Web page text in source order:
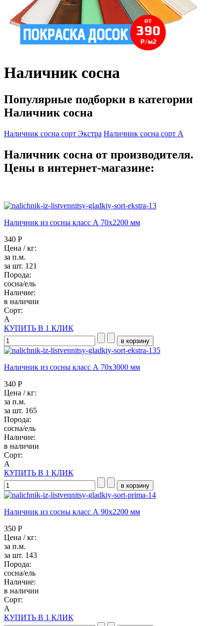
Наличник сосна
Популярные подборки в категории
Наличник сосна
Наличник сосна сорт Экстра Наличник сосна сорт А
Наличник сосна от производителя.
Цены в интернет-магазине:
Наличник из сосны класс А 70x2200 мм
340 Р
Цена / кг:
за п.м.
за шт. 121
Порода:
сосна/ель
Наличие:
в наличии
Сорт:
А
КУПИТЬ В 1 КЛИК
Наличник из сосны класс А 70x3000 мм
340 Р
Цена / кг:
за п.м.
за шт. 165
Порода:
сосна/ель
Наличие:
в наличии
Сорт:
А
КУПИТЬ В 1 КЛИК
Наличник из сосны класс А 90x2200 мм
350 Р
Цена / кг:
за п.м.
за шт. 143
Порода:
сосна/ель
Наличие:
в наличии
Сорт:
А
КУПИТЬ В 1 КЛИК